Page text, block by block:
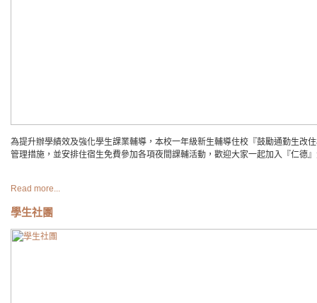
為提升辦學績效及強化學生課業輔導，本校一年級新生輔導住校『鼓勵通勤生改
管理措施，並安排住宿生免費參加各項夜間課輔活動，歡迎大家一起加入『仁德
Read more...
學生社團